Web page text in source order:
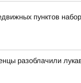
пунктов
разоблачили